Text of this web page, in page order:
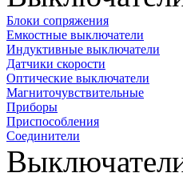
Блоки сопряжения
Емкостные выключатели
Индуктивные выключатели
Датчики скорости
Оптические выключатели
Магниточувствительные
Приборы
Приспособления
Соединители